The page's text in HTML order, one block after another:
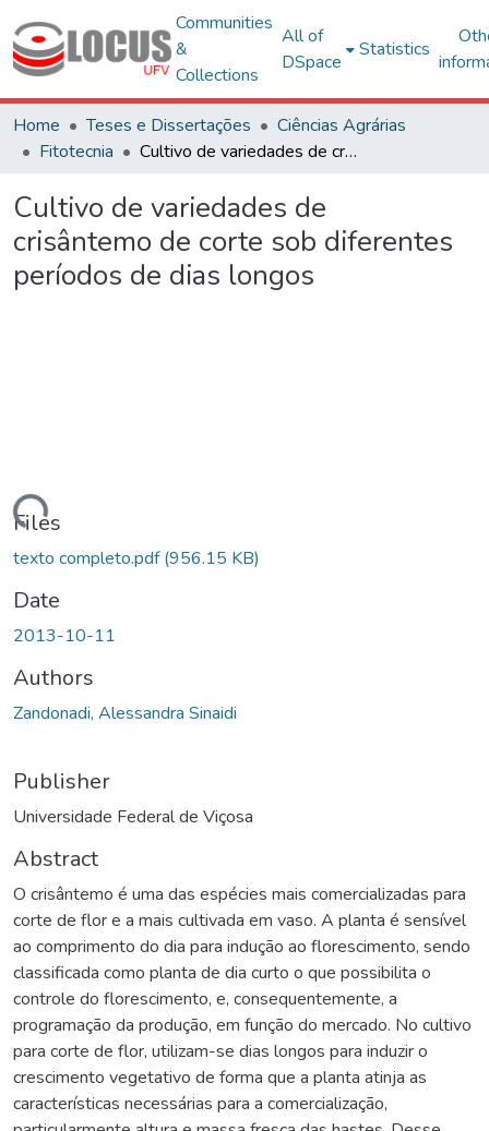
Communities
&
Collections
All of
DSpace
Statistics
Home Teses e Dissertações
Ciências Agrárias
Fitotecnia
Cultivo de variedades de crisântemo de corte sob diferentes períodos de dias longos
Cultivo de variedades de
crisântemo de corte sob diferentes
períodos de dias longos
Files
texto completo.pdf(956.15 KB)
Date
2013-10-11
Authors
Zandonadi, Alessandra Sinaidi
Publisher
Universidade Federal de Viçosa
Abstract
O crisântemo é uma das espécies mais comercializadas para
corte de flor e a mais cultivada em vaso. A planta é sensível
ao comprimento do dia para indução ao florescimento, sendo
classificada como planta de dia curto o que possibilita o
controle do florescimento, e, consequentemente, a
programação da produção, em função do mercado. No cultivo
para corte de flor, utilizam-se dias longos para induzir o
crescimento vegetativo de forma que a planta atinja as
características necessárias para a comercialização,